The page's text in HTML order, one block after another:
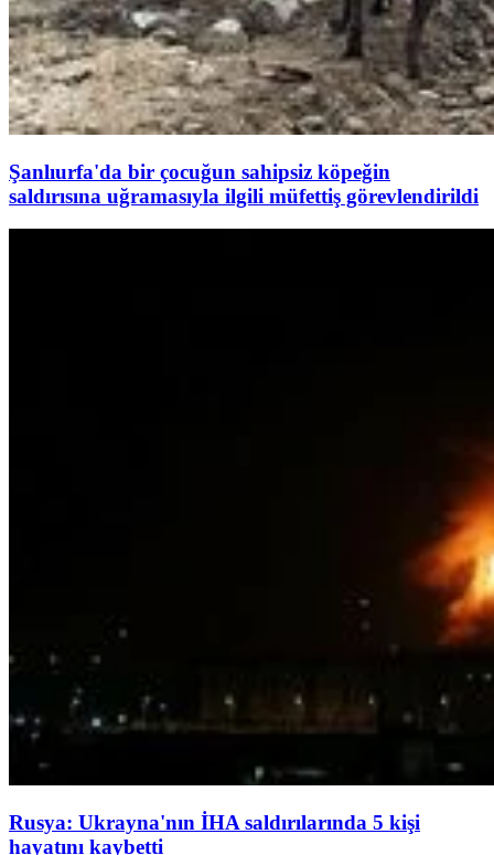
Şanlıurfa'da bir çocuğun sahipsiz köpeğin
saldırısına uğramasıyla ilgili müfettiş görevlendirildi
Rusya: Ukrayna'nın İHA saldırılarında 5 kişi
hayatını kaybetti